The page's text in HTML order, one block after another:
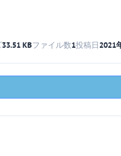
33.51 KBファイル数1投稿日2021